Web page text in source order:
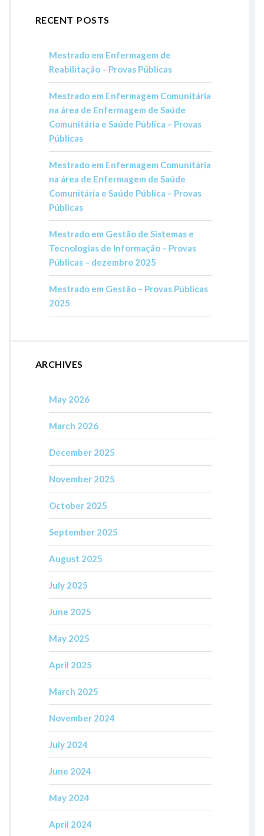
RECENT POSTS
Mestrado em Enfermagem de
Reabilitação – Provas Públicas
Mestrado em Enfermagem Comunitária
na área de Enfermagem de Saúde
Comunitária e Saúde Pública – Provas
Públicas
Mestrado em Enfermagem Comunitária
na área de Enfermagem de Saúde
Comunitária e Saúde Pública – Provas
Públicas
Mestrado em Gestão de Sistemas e
Tecnologias de Informação – Provas
Públicas – dezembro 2025
Mestrado em Gestão – Provas Públicas
2025
ARCHIVES
May 2026
March 2026
December 2025
November 2025
October 2025
September 2025
August 2025
July 2025
June 2025
May 2025
April 2025
March 2025
November 2024
July 2024
June 2024
May 2024
April 2024